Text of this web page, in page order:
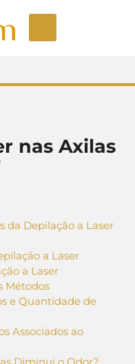
nas Axilas
da Depilação a Laser
a Laser
a Laser
Métodos
e Quantidade de
Associados ao